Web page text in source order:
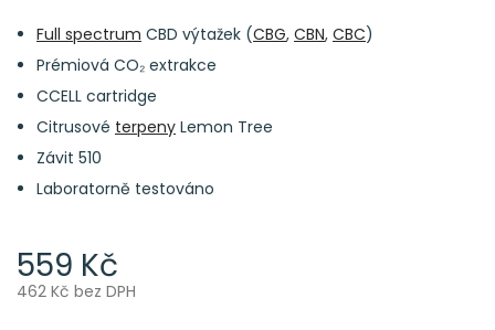
559 Kč
462 Kč bez DPH
Full spectrum CBD výtažek (CBG, CBN, CBC)
Prémiová CO₂ extrakce
CCELL cartridge
Citrusové terpeny Lemon Tree
Závit 510
Laboratorně testováno